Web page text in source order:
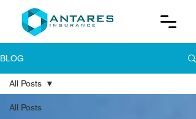
BLOG
All Posts
All Posts